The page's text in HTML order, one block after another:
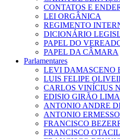
CONTATOS E
LEI ORGÂNICA
REGIMENTO
DICIONÁRIO
PAPEL DO
PAPEL DA CÂMARA
Parlamentares
LEVI DAMASCENO
LUIS FELIPE
CARLOS VINÍCIUS
EDISIO GIRÃO LIMA
ANTONIO ANDRE
ANTONIO
FRANCISCO
FRANCISCO